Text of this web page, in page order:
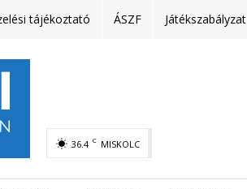
tájékoztató ÁSZF Játékszabályzat
36.4 C MISKOLC